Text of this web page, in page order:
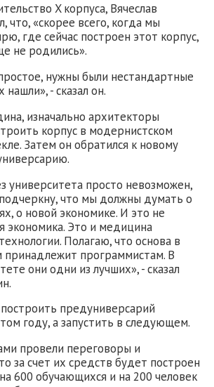
X корпуса, Вячеслав
что, «скорее всего, когда мы
где сейчас построен этот корпус,
не родились».
нужны были нестандартные
- сказал он.
изначально архитекторы
корпус в модернистском
Затем он обратился к новому
университета просто невозможен,
что мы должны думать о
о новой экономике. И это не
экономика. Это и медицина
Полагаю, что основа в
принадлежит программистам. В
они одни из лучших», - сказал
предуниверсарий
году, а запустить в следующем.
провели переговоры и
за счет их средств будет построен
600 обучающихся и на 200 человек